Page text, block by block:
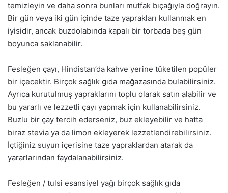
temizleyin ve daha sonra bunları mutfak bıçağıyla doğrayın.
Bir gün veya iki gün içinde taze yaprakları kullanmak en
iyisidir, ancak buzdolabında kapalı bir torbada beş gün
boyunca saklanabilir.
Fesleğen çayı, Hindistan’da kahve yerine tüketilen popüler
bir içecektir. Birçok sağlık gıda mağazasında bulabilirsiniz.
Ayrıca kurutulmuş yapraklarını toplu olarak satın alabilir ve
bu yararlı ve lezzetli çayı yapmak için kullanabilirsiniz.
Buzlu bir çay tercih ederseniz, buz ekleyebilir ve hatta
biraz stevia ya da limon ekleyerek lezzetlendirebilirsiniz.
İçtiğiniz suyun içerisine taze yapraklardan atarak da
yararlarından faydalanabilirsiniz.
Fesleğen / tulsi esansiyel yağı birçok sağlık gıda